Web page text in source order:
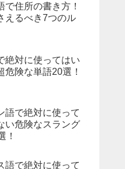
で住所の書き方！
えるべき7つのル
絶対に使ってはい
危険な単語20選！
語で絶対に使って
い危険なスラング
！
語で絶対に使って